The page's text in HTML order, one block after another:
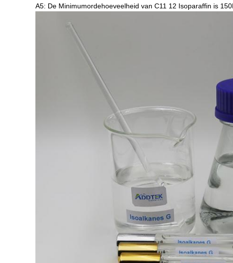
A5: De Minimumordehoeveelheid van C11 12 Isoparaffin is